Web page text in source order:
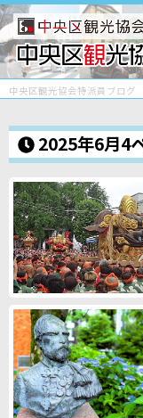
中央区観光協会特派員ブログ
2025年6月4